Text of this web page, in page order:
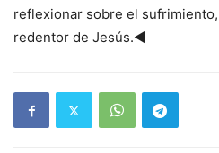
reflexionar sobre el
redentor de Jesús.◄